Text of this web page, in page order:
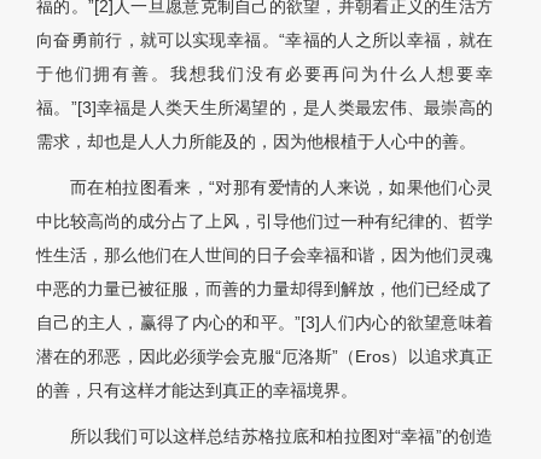
福的。”[2]人一旦愿意克制自己的欲望，并朝着正义的生活方
向奋勇前行，就可以实现幸福。“幸福的人之所以幸福，就在
于他们拥有善。我想我们没有必要再问为什么人想要幸
福。”[3]幸福是人类天生所渴望的，是人类最宏伟、最崇高的
需求，却也是人人力所能及的，因为他根植于人心中的善。
而在柏拉图看来，“对那有爱情的人来说，如果他们心灵
中比较高尚的成分占了上风，引导他们过一种有纪律的、哲学
性生活，那么他们在人世间的日子会幸福和谐，因为他们灵魂
中恶的力量已被征服，而善的力量却得到解放，他们已经成了
自己的主人，赢得了内心的和平。”[3]人们内心的欲望意味着
潜在的邪恶，因此必须学会克服“厄洛斯”（Eros）以追求真正
的善，只有这样才能达到真正的幸福境界。
所以我们可以这样总结苏格拉底和柏拉图对“幸福”的创造